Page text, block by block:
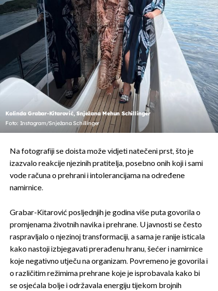
Kolinda Grabar-Kitarović, Snježana Mehun Schillinger
Foto: Instagram/Snježana Schillinger
Na fotografiji se doista može vidjeti natečeni prst, što je
izazvalo reakcije njezinih pratitelja, posebno onih koji i sami
vode računa o prehrani i intolerancijama na određene
namirnice.
Grabar-Kitarović posljednjih je godina više puta govorila o
promjenama životnih navika i prehrane. U javnosti se često
raspravljalo o njezinoj transformaciji, a sama je ranije isticala
kako nastoji izbjegavati prerađenu hranu, šećer i namirnice
koje negativno utječu na organizam. Povremeno je govorila i
o različitim režimima prehrane koje je isprobavala kako bi
se osjećala bolje i održavala energiju tijekom brojnih